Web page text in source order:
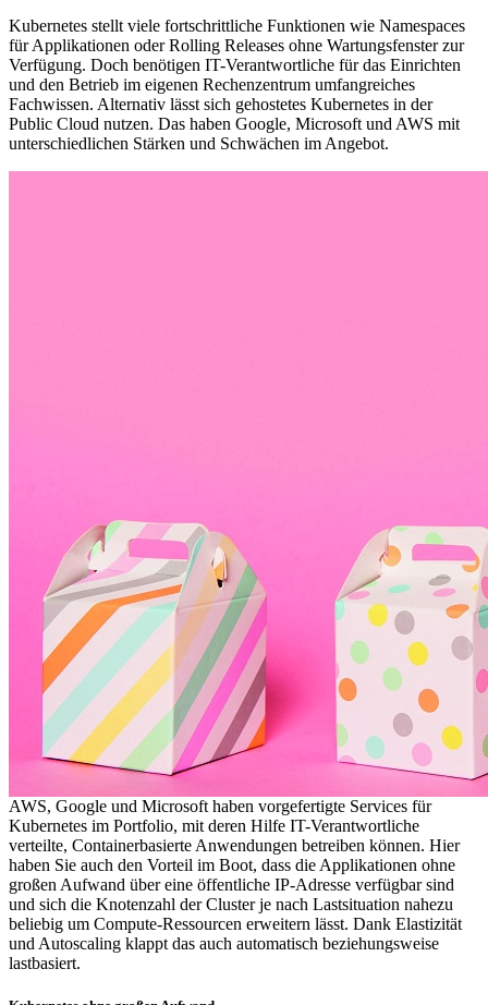
Kubernetes stellt viele fortschrittliche Funktionen wie Namespaces
für Applikationen oder Rolling Releases ohne Wartungsfenster zur
Verfügung. Doch benötigen IT-Verantwortliche für das Einrichten
und den Betrieb im eigenen Rechenzentrum umfangreiches
Fachwissen. Alternativ lässt sich gehostetes Kubernetes in der
Public Cloud nutzen. Das haben Google, Microsoft und AWS mit
unterschiedlichen Stärken und Schwächen im Angebot.
AWS, Google und Microsoft haben vorgefertigte Services für
Kubernetes im Portfolio, mit deren Hilfe IT-Verantwortliche
verteilte, Container­basierte Anwendungen betreiben können. Hier
haben Sie auch den Vorteil im Boot, dass die Applikationen ohne
großen Aufwand über eine öffentliche IP-Adresse verfügbar sind
und sich die Knotenzahl der Cluster je nach Lastsituation nahezu
beliebig um Compute-Ressourcen erweitern lässt. Dank Elastizität
und Autoscaling klappt das auch automatisch beziehungsweise
lastbasiert.